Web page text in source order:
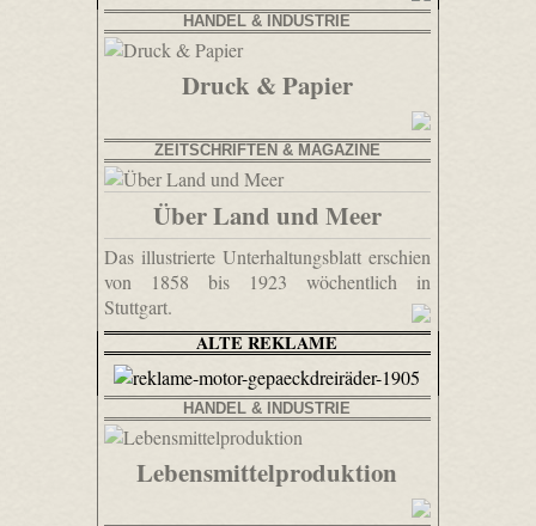
HANDEL & INDUSTRIE
Druck & Papier
ZEITSCHRIFTEN & MAGAZINE
Über Land und Meer
Das illustrierte Unterhaltungsblatt erschien
von 1858 bis 1923 wöchentlich in
Stuttgart.
ALTE REKLAME
HANDEL & INDUSTRIE
Lebensmittelproduktion